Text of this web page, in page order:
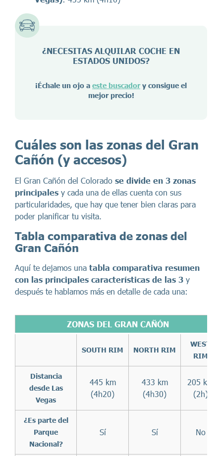
¿NECESITAS ALQUILAR COCHE EN
ESTADOS UNIDOS?
¡Échale un ojo a este buscador y consigue el
mejor precio!
Cuáles son las zonas del Gran
Cañón (y accesos)
El Gran Cañón del Colorado se divide en 3 zonas
principales y cada una de ellas cuenta con sus
particularidades, que hay que tener bien claras para
poder planificar tu visita.
Tabla comparativa de zonas del
Gran Cañón
Aquí te dejamos una tabla comparativa resumen
con las principales características de las 3 y
después te hablamos más en detalle de cada una:
ZONAS DEL GRAN CAÑÓN
SOUTH RIM NORTH RIM
WEST
RIM
Distancia
desde Las
Vegas
445 km
(4h20)
433 km
(4h30)
205 km
(2h)
¿Es parte del
Parque
Nacional?
Sí Sí No